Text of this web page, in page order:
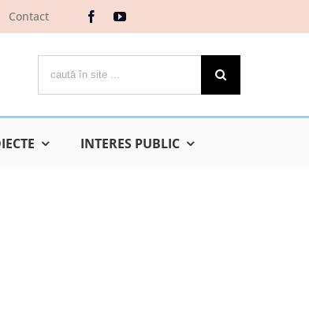
Contact
INTERES PUBLIC